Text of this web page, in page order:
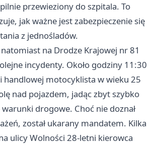
przewieziony do szpitala. To
jak ważne jest zabezpieczenie się
z jednośladów.
na Drodze Krajowej nr 81
incydenty. Około godziny 11:30
handlowej motocyklista w wieku 25
nad pojazdem, jadąc zbyt szybko
drogowe. Choć nie doznał
został ukarany mandatem. Kilka
ulicy Wolności 28-letni kierowca